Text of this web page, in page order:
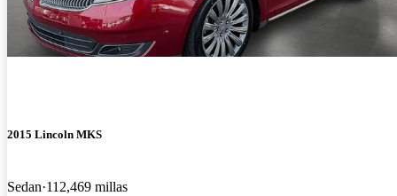
2015 Lincoln MKS
Sedan 112,469 millas